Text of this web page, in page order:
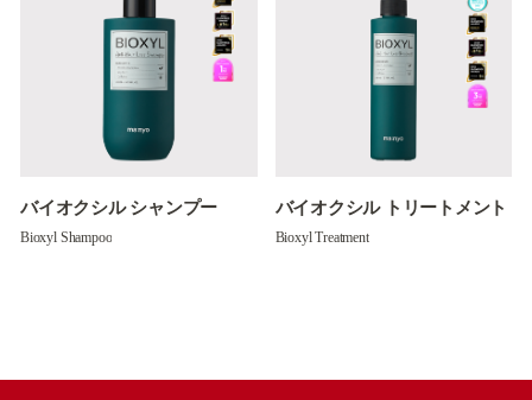
バイオクシル シャンプー
Bioxyl Shampoo
バイオクシル トリートメント
Bioxyl Treatment